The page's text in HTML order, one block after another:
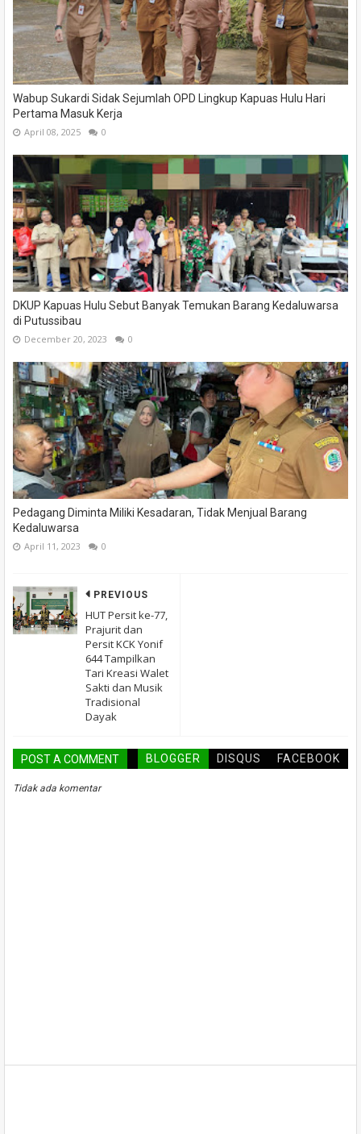
Wabup Sukardi Sidak Sejumlah OPD Lingkup Kapuas Hulu Hari
Pertama Masuk Kerja
April 08, 2025 0
DKUP Kapuas Hulu Sebut Banyak Temukan Barang Kedaluwarsa
di Putussibau
December 20, 2023 0
Pedagang Diminta Miliki Kesadaran, Tidak Menjual Barang
Kedaluwarsa
April 11, 2023 0
PREVIOUS
HUT Persit ke-77,
Prajurit dan
Persit KCK Yonif
644 Tampilkan
Tari Kreasi Walet
Sakti dan Musik
Tradisional
Dayak
POST A COMMENT BLOGGER DISQUS FACEBOOK
Tidak ada komentar